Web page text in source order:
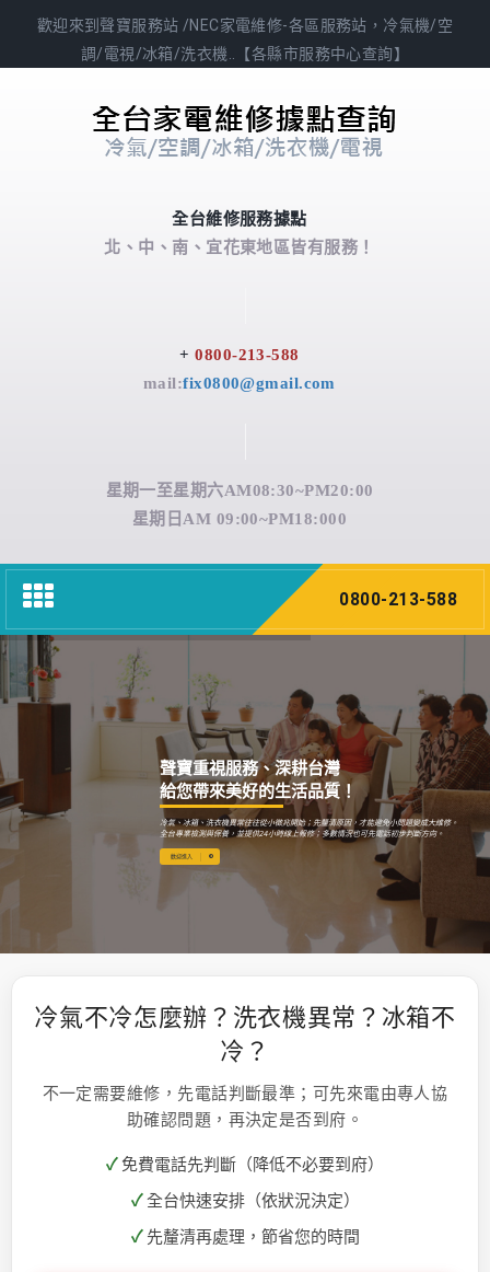
歡迎來到聲寶服務站 /NEC家電維修-各區服務站，冷氣機/空
調/電視/冰箱/洗衣機..【各縣市服務中心查詢】
全台維修服務據點
北、中、南、宜花東地區皆有服務！
+0800-213-588
mail:fix0800@gmail.com
星期一至星期六AM08:30~PM20:00
星期日AM 09:00~PM18:000
Toggle
0800-213-588
聲寶重視服務、深耕台灣
給您帶來美好的生活品質！
冷氣、冰箱、洗衣機異常往往從小徵兆開始；先釐清原因，才能避免小問題變成大維修。
全台專業檢測與保養，並提供24小時線上報修；多數情況也可先電話初步判斷方向。
歡迎進入
冷氣不冷怎麼辦？洗衣機異常？冰箱不
冷？
不一定需要維修，先電話判斷最準；可先來電由專人協
助確認問題，再決定是否到府。
免費電話先判斷（降低不必要到府）
全台快速安排（依狀況決定）
先釐清再處理，節省您的時間